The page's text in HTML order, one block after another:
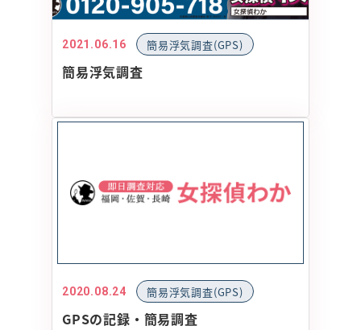
2021.06.16 簡易浮気調査(GPS)
簡易浮気調査
2020.08.24 簡易浮気調査(GPS)
GPSの記録・簡易調査